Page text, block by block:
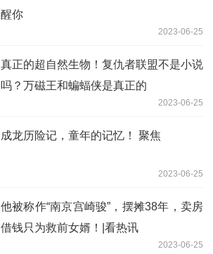
醒你
2023-06-25
真正的超自然生物！复仇者联盟不是小说
吗？万磁王和蝙蝠侠是真正的
2023-06-25
成龙历险记，童年的记忆！ 聚焦
2023-06-25
他被称作“南京宫崎骏”，摆摊38年，卖房
借钱只为救前女婿！|看热讯
2023-06-25